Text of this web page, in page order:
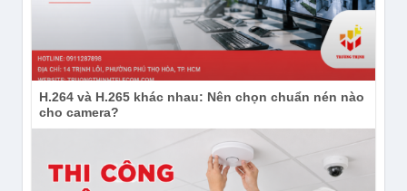
H.264 và H.265 khác nhau: Nên chọn chuẩn nén nào
cho camera?